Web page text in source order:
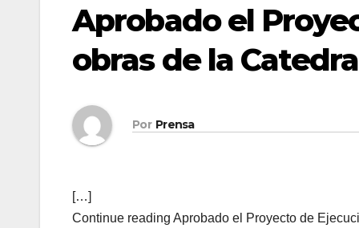
Aprobado el
obras de la
Por Prensa
[…]
Continue reading Aprobado el Proyecto de